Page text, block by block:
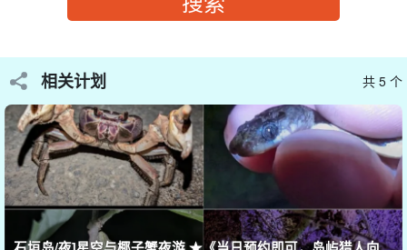
可当天预订！
我想在今晚体验一些特别的东西！"。如果是这样的话，不用担心！
当日可预订，让您想参加就参加◎。
熟悉石垣岛自然环境的导游将带您前往海龟的落脚点。
プロの視点で生態を解説しながら、安全で貴重な体験をサポート
します♪
相关计划 共 5 个